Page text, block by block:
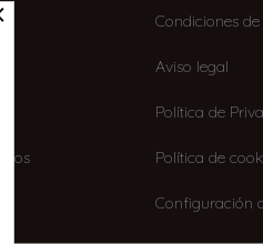
Condiciones
Aviso legal
Política de
Política de
Configuración